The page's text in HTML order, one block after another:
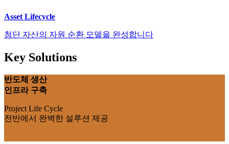
Asset Lifecycle
첨단 자산의 자원 순환 모델을 완성합니다
Key Solutions
반도체 생산
인프라 구축
Project Life Cycle
전반에서 완벽한 설루션 제공